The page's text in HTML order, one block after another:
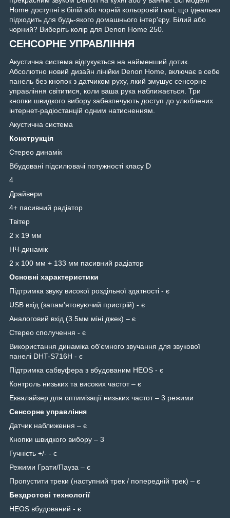
Home доступні в білій або чорній кольоровій гамі, що ідеально
підходить для будь-якого домашнього інтер'єру. Білий або
чорний? Виберіть колір для Denon Home 250.
СЕНСОРНЕ УПРАВЛІННЯ
Акустична система відгукується на найменший дотик.
Абсолютно новий дизайн лінійки Denon Home, включає в себе
панель без кнопок з датчиком руху, який змушує сенсорне
управління світитися, коли ваша рука наближається. Три
кнопки швидкого вибору забезпечують доступ до улюблених
інтернет-радіостанцій одним натисненням.
Акустична система
Конструкція
Стерео динамік
Вбудовані підсилювачі потужності класу D
4
Драйвери
4+ пасивний радіатор
Твітер
2 x 19 мм
НЧ-динамік
2 x 100 мм + 133 мм пасивний радіатор
Основні характеристики
Підтримка звуку високої роздільної здатності - є
USB вхід (запам'ятовуючий пристрій) - є
Аналоговий вхід (3.5мм міні джек) – є
Стерео сполучення - є
Використання динаміка об'ємного звучання для звукової
панелі DHT-S716H - є
Підтримка сабвуфера з вбудованим HEOS - є
Контроль низьких та високих частот – є
Еквалайзер для оптимізації низьких частот – 3 режими
Сенсорне управління
Датчик наближення – є
Кнопки швидкого вибору – 3
Гучність +/- - є
Режими Грати/Пауза – є
Пропустити треки (наступний трек / попередній трек) – є
Бездротові технології
HEOS вбудований - є